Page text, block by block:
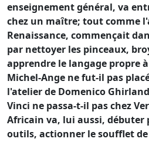
enseignement général, va
chez un maître; tout comme
Renaissance, commençait
par nettoyer les pinceaux,
apprendre le langage propre
Michel-Ange ne fut-il pas
l'atelier de Domenico
Vinci ne passa-t-il pas chez
Africain va, lui aussi, débuter
outils, actionner le soufflet